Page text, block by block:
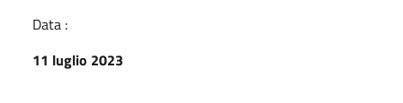
Data :
11 luglio 2023